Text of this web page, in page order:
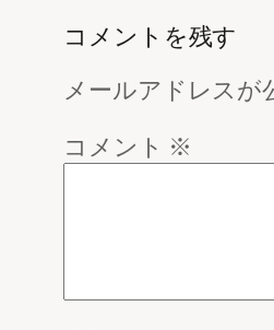
コメントを残す
メールアドレスが
コメント ※